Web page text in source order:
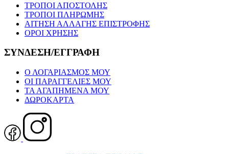
ΤΡΟΠΟΙ ΑΠΟΣΤΟΛΗΣ
ΤΡΟΠΟΙ ΠΛΗΡΩΜΗΣ
ΑΙΤΗΣΗ ΑΛΛΑΓΗΣ ΕΠΙΣΤΡΟΦΗΣ
ΟΡΟΙ ΧΡΗΣΗΣ
ΣΥΝΔΕΣΗ/ΕΓΓΡΑΦΗ
Ο ΛΟΓΑΡΙΑΣΜΟΣ ΜΟΥ
ΟΙ ΠΑΡΑΓΓΕΛΙΕΣ ΜΟΥ
ΤΑ ΑΓΑΠΗΜΕΝΑ ΜΟΥ
ΔΩΡΟΚΑΡΤΑ